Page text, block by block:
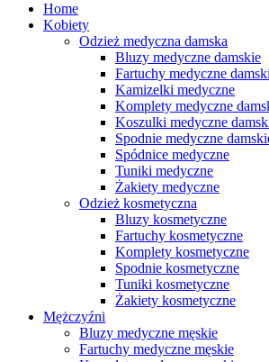
Home
Kobiety
Odzież medyczna damska
Bluzy medyczne damskie
Fartuchy medyczne
Kamizelki medyczne
Komplety medyczne
Koszulki medyczne
Spodnie medyczne
Spódnice medyczne
Tuniki medyczne
Żakiety medyczne
Odzież kosmetyczna
Bluzy kosmetyczne
Fartuchy kosmetyczne
Komplety kosmetyczne
Spodnie kosmetyczne
Tuniki kosmetyczne
Żakiety kosmetyczne
Mężczyźni
Bluzy medyczne męskie
Fartuchy medyczne męskie